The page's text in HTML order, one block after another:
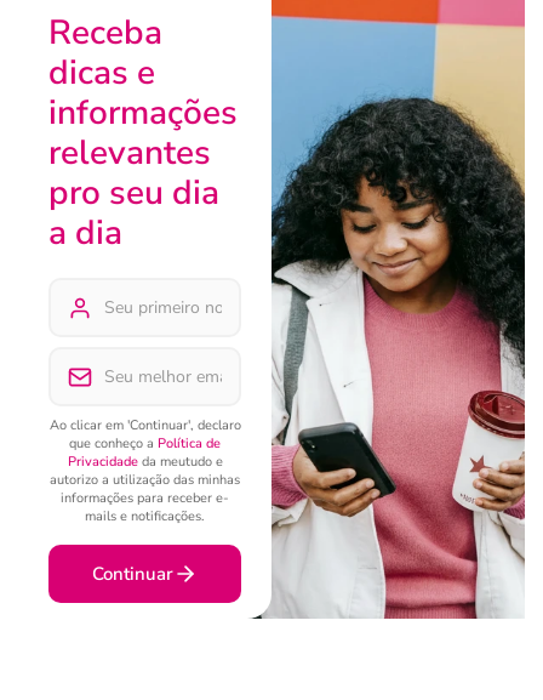
Receba
dicas e
informações
relevantes
pro seu dia
a dia
Ao clicar em 'Continuar', declaro
que conheço a Política de
Privacidadeda meutudo e
autorizo a utilização das minhas
informações para receber e-
mails e notificações.
Continuar